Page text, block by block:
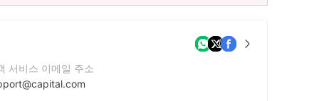
서비스 이메일 주소